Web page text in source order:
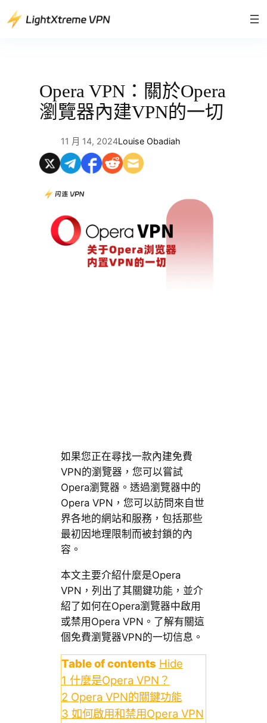
至
Opera VPN：關於Opera
瀏覽器內建VPN的一切
11 月 14, 2024Louise Obadiah
如果您正在尋找一款內建免費
VPN的瀏覽器，您可以嘗試
Opera瀏覽器。透過瀏覽器中的
Opera VPN，您可以訪問來自世
界各地的網站和服務，包括那些
最初因地理限制而被封鎖的內
容。
本文主要介紹什麼是Opera
VPN，列出了其關鍵功能，並介
紹了如何在Opera瀏覽器中啟用
或禁用Opera VPN。了解有關這
個免費瀏覽器VPN的一切信息。
Table of contents Hide
1 什麼是Opera VPN？
2 Opera VPN的關鍵功能
3 如何啟用和禁用Opera VPN